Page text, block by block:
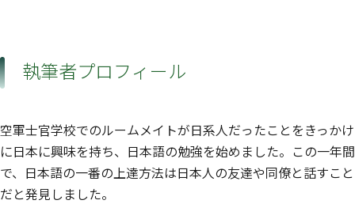
執筆者プロフィール
空軍士官学校でのルームメイトが日系人だったことをきっかけ
に日本に興味を持ち、日本語の勉強を始めました。この一年間
で、日本語の一番の上達方法は日本人の友達や同僚と話すこと
だと発見しました。